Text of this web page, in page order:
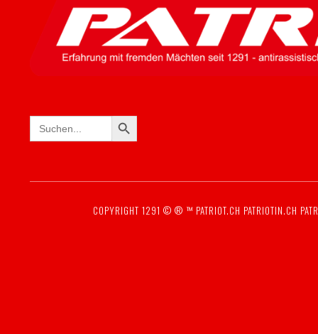
Search
for:
SEARCH BUTTON
COPYRIGHT 1291 © ® ™ PATRIOT.CH PATRIOTIN.CH